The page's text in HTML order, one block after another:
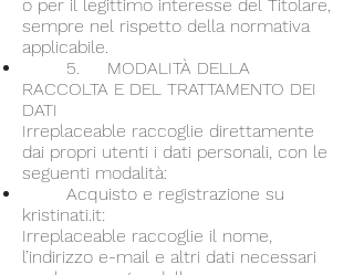
o per il legittimo interesse del Titolare,
sempre nel rispetto della normativa
applicabile.
5. MODALITÀ DELLA
RACCOLTA E DEL TRATTAMENTO DEI
DATI
Irreplaceable raccoglie direttamente
dai propri utenti i dati personali, con le
seguenti modalità:
Acquisto e registrazione su
kristinati.it:
Irreplaceable raccoglie il nome,
l’indirizzo e-mail e altri dati necessari